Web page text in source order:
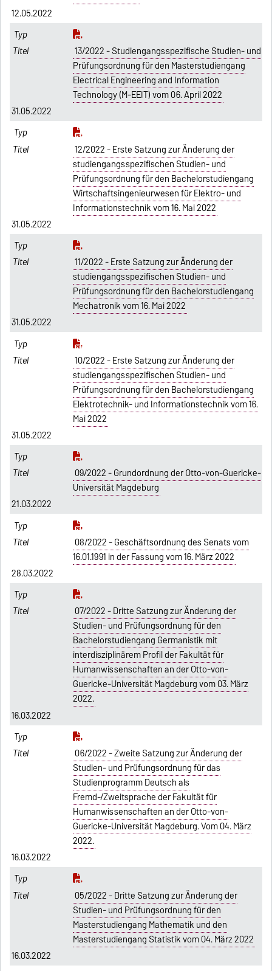
12.05.2022
13/2022 - Studiengangsspezifische Studien- und
Prüfungsordnung für den Masterstudiengang
Electrical Engineering and Information
Technology (M-EEIT) vom 06. April 2022
31.05.2022
12/2022 - Erste Satzung zur Änderung der
studiengangsspezifischen Studien- und
Prüfungsordnung für den Bachelorstudiengang
Wirtschaftsingenieurwesen für Elektro- und
Informationstechnik vom 16. Mai 2022
31.05.2022
11/2022 - Erste Satzung zur Änderung der
studiengangsspezifischen Studien- und
Prüfungsordnung für den Bachelorstudiengang
Mechatronik vom 16. Mai 2022
31.05.2022
10/2022 - Erste Satzung zur Änderung der
studiengangsspezifischen Studien- und
Prüfungsordnung für den Bachelorstudiengang
Elektrotechnik- und Informationstechnik vom 16.
Mai 2022
31.05.2022
09/2022 - Grundordnung der Otto-von-Guericke-
Universität Magdeburg
21.03.2022
08/2022 - Geschäftsordnung des Senats vom
16.01.1991 in der Fassung vom 16. März 2022
28.03.2022
07/2022 - Dritte Satzung zur Änderung der
Studien- und Prüfungsordnung für den
Bachelorstudiengang Germanistik mit
interdisziplinärem Profil der Fakultät für
Humanwissenschaften an der Otto-von-
Guericke-Universität Magdeburg vom 03. März
2022.
16.03.2022
06/2022 - Zweite Satzung zur Änderung der
Studien- und Prüfungsordnung für das
Studienprogramm Deutsch als
Fremd-/Zweitsprache der Fakultät für
Humanwissenschaften an der Otto-von-
Guericke-Universität Magdeburg. Vom 04. März
2022.
16.03.2022
05/2022 - Dritte Satzung zur Änderung der
Studien- und Prüfungsordnung für den
Masterstudiengang Mathematik und den
Masterstudiengang Statistik vom 04. März 2022
16.03.2022